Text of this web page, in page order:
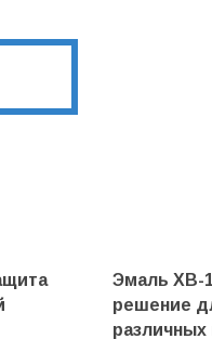
Эмаль ХВ-
решение
различных